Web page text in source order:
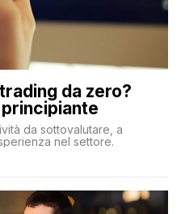
da zero?
da sottovalutare, a
nel settore.